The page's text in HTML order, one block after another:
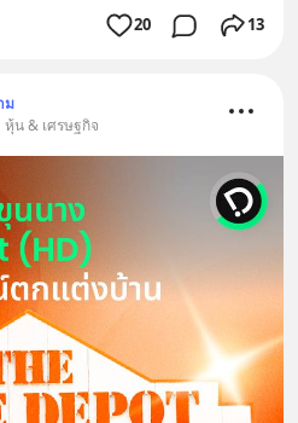
20 13
ม
หุ้น & เศรษฐกิจ